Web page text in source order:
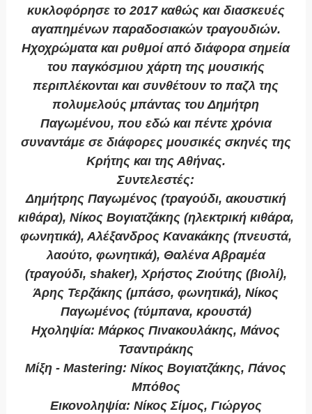
κυκλοφόρησε το 2017 καθώς και διασκευές
αγαπημένων παραδοσιακών τραγουδιών.
Ηχοχρώματα και ρυθμοί από διάφορα σημεία
του παγκόσμιου χάρτη της μουσικής
περιπλέκονται και συνθέτουν το παζλ της
πολυμελούς μπάντας του Δημήτρη
Παγωμένου, που εδώ και πέντε χρόνια
συναντάμε σε διάφορες μουσικές σκηνές της
Κρήτης και της Αθήνας.
Συντελεστές:
Δημήτρης Παγωμένος (τραγούδι, ακουστική
κιθάρα), Νίκος Βογιατζάκης (ηλεκτρική κιθάρα,
φωνητικά), Αλέξανδρος Κανακάκης (πνευστά,
λαούτο, φωνητικά), Θαλένα Αβραμέα
(τραγούδι, shaker), Χρήστος Ζιούτης (βιολί),
Άρης Τερζάκης (μπάσο, φωνητικά), Νίκος
Παγωμένος (τύμπανα, κρουστά)
Ηχοληψία: Μάρκος Πινακουλάκης, Μάνος
Τσαντιράκης
Μίξη - Mastering: Νίκος Βογιατζάκης, Πάνος
Μπόθος
Εικονοληψία: Νίκος Σίμος, Γιώργος